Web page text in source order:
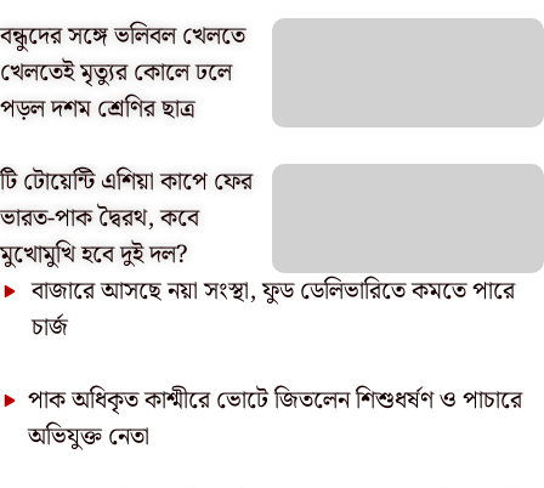
বন্ধুদের সঙ্গে ভলিবল খেলতে
খেলতেই মৃত্যুর কোলে ঢলে
পড়ল দশম শ্রেণির ছাত্র
টি টোয়েন্টি এশিয়া কাপে ফের
ভারত-পাক দ্বৈরথ, কবে
মুখোমুখি হবে দুই দল?
বাজারে আসছে নয়া সংস্থা, ফুড ডেলিভারিতে কমতে পারে
চার্জ
পাক অধিকৃত কাশ্মীরে ভোটে জিতলেন শিশুধর্ষণ ও পাচারে
অভিযুক্ত নেতা